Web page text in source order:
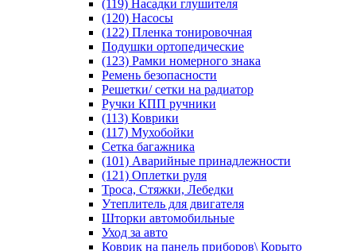
(119) Насадки глушителя
(120) Насосы
(122) Пленка тонировочная
Подушки ортопедические
(123) Рамки номерного знака
Ремень безопасности
Решетки/ сетки на радиатор
Ручки КПП ручники
(113) Коврики
(117) Мухобойки
Сетка багажника
(101) Аварийные принадлежности
(121) Оплетки руля
Троса, Стяжки, Лебедки
Утеплитель для двигателя
Шторки автомобильные
Уход за авто
Коврик на панель приборов\ Корыто